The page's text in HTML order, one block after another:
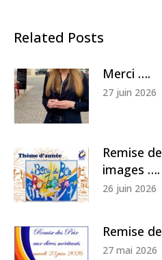
Related Posts
Merci ….
27 juin 2026
Remise
images ….
26 juin 2026
Remise
27 mai 2026